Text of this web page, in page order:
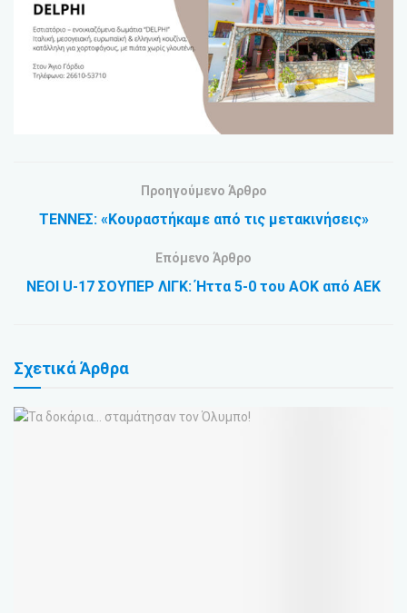
Προηγούμενο Άρθρο
ΤΕΝΝΕΣ: «Κουραστήκαμε από τις μετακινήσεις»
Επόμενο Άρθρο
ΝΕΟΙ U-17 ΣΟΥΠΕΡ ΛΙΓΚ: Ήττα 5-0 του ΑΟΚ από ΑΕΚ
ΣχετικάΆρθρα